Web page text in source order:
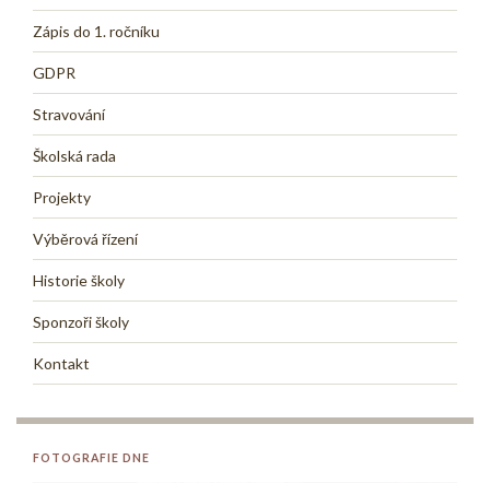
Zápis do 1. ročníku
GDPR
Stravování
Školská rada
Projekty
Výběrová řízení
Historie školy
Sponzoři školy
Kontakt
FOTOGRAFIE DNE